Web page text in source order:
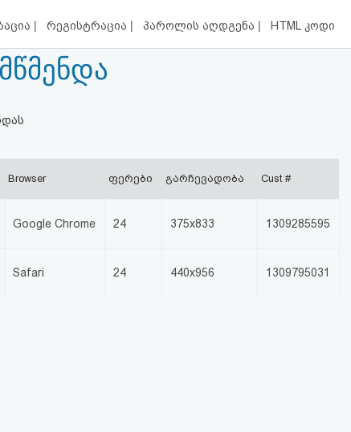
| რეგისტრაცია | პაროლის აღდგენა | HTML კოდი
Browser ფერები გარჩევადობა Cust #
Google Chrome 24 375x833 1309285595
Safari 24 440x956 1309795031